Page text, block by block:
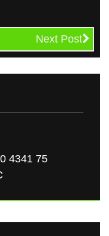
Next Post
4341 75